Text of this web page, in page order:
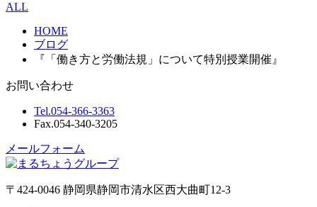
ALL
HOME
ブログ
『「働き方と労働法規」について特別授業開催』
お問い合わせ
Tel.054-366-3363
Fax.054-340-3205
メールフォーム
〒424-0046 静岡県静岡市清水区西大曲町12-3